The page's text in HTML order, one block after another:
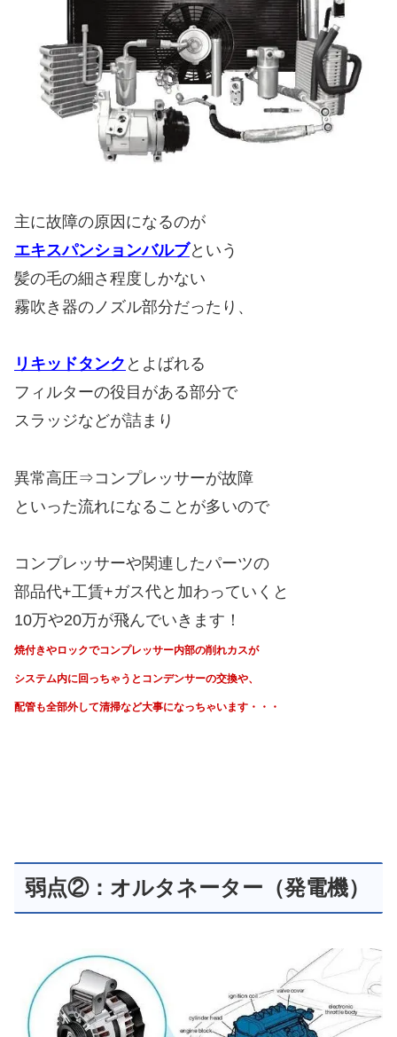
主に故障の原因になるのが
エキスパンションバルブという
髪の毛の細さ程度しかない
霧吹き器のノズル部分だったり、
リキッドタンク とよばれる
フィルターの役目がある部分で
スラッジなどが詰まり
異常高圧⇒コンプレッサーが故障
といった流れになることが多いので
コンプレッサーや関連したパーツの
部品代+工賃+ガス代と加わっていくと
10万や20万が飛んでいきます！
焼付きやロックでコンプレッサー内部の削れカスが
システム内に回っちゃうと コンデンサーの交換や、
配管も全部外して清掃など大事になっちゃいます・・・
弱点②：オルタネーター（発電機）